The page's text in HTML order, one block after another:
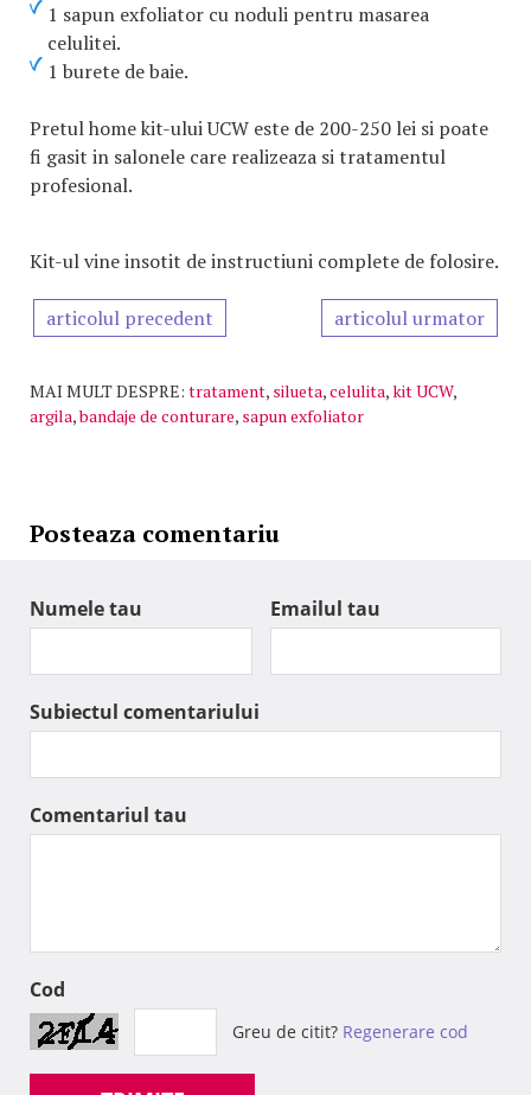
1 sapun exfoliator cu noduli pentru masarea
celulitei.
1 burete de baie.
Pretul home kit-ului UCW este de 200-250 lei si poate
fi gasit in salonele care realizeaza si tratamentul
profesional.
Kit-ul vine insotit de instructiuni complete de folosire.
articolul precedent articolul urmator
MAI MULT DESPRE: tratament, silueta,celulita,kit UCW,
argila,bandaje de conturare, sapun exfoliator
Posteaza comentariu
Numele tau Emailul tau
Subiectul comentariului
Comentariul tau
Cod
Greu de citit? Regenerare cod